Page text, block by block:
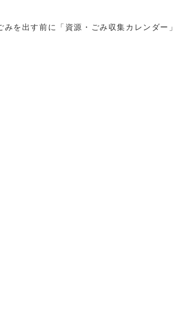
を出す前に「資源・ごみ収集カレンダー」